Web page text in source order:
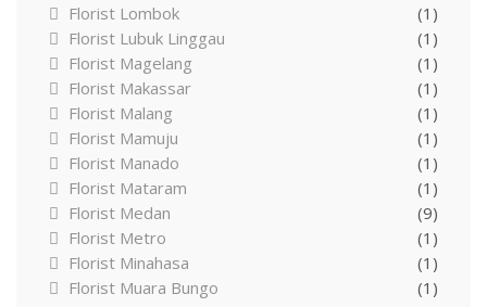
Florist Lombok
(1)
Florist Lubuk Linggau
(1)
Florist Magelang
(1)
Florist Makassar
(1)
Florist Malang
(1)
Florist Mamuju
(1)
Florist Manado
(1)
Florist Mataram
(1)
Florist Medan
(9)
Florist Metro
(1)
Florist Minahasa
(1)
Florist Muara Bungo
(1)